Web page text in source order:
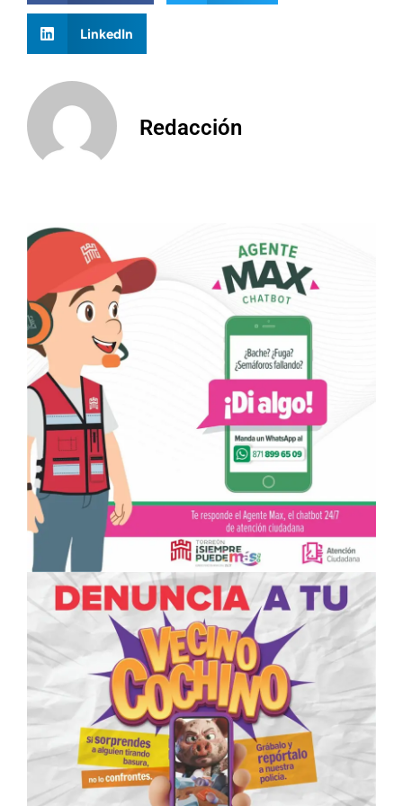
LinkedIn
Redacción